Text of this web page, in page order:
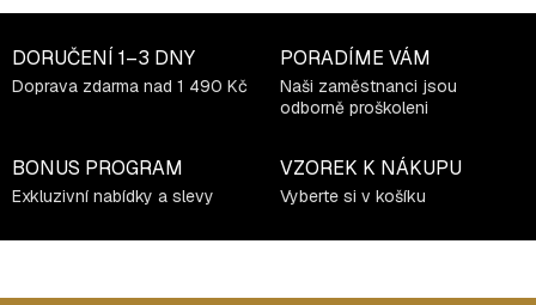
DORUČENÍ 1–3 DNY
Doprava zdarma nad 1 490 Kč
PORADÍME VÁM
Naši zaměstnanci jsou
odborně proškoleni
BONUS PROGRAM
Exkluzivní nabídky a slevy
VZOREK K NÁKUPU
Vyberte si v košíku